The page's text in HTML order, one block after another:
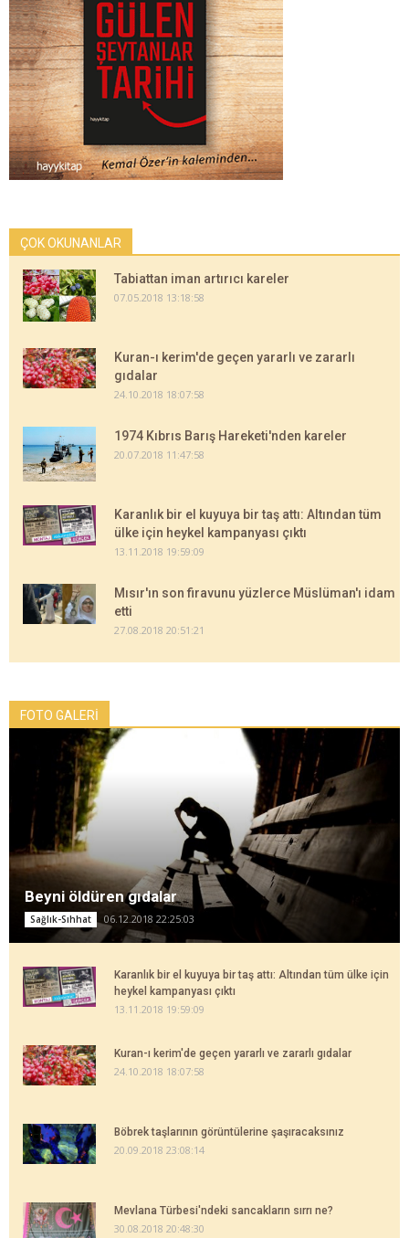
ÇOK OKUNANLAR
Tabiattan iman artırıcı kareler
07.05.2018 13:18:58
Kuran-ı kerim'de geçen yararlı ve zararlı
gıdalar
24.10.2018 18:07:58
1974 Kıbrıs Barış Hareketi'nden kareler
20.07.2018 11:47:58
Karanlık bir el kuyuya bir taş attı: Altından tüm
ülke için heykel kampanyası çıktı
13.11.2018 19:59:09
Mısır'ın son firavunu yüzlerce Müslüman'ı idam
etti
27.08.2018 20:51:21
FOTO GALERİ
Beyni öldüren gıdalar
Sağlık-Sıhhat 06.12.2018 22:25:03
Karanlık bir el kuyuya bir taş attı: Altından tüm ülke için
heykel kampanyası çıktı
13.11.2018 19:59:09
Kuran-ı kerim'de geçen yararlı ve zararlı gıdalar
24.10.2018 18:07:58
Böbrek taşlarının görüntülerine şaşıracaksınız
20.09.2018 23:08:14
Mevlana Türbesi'ndeki sancakların sırrı ne?
30.08.2018 20:48:30